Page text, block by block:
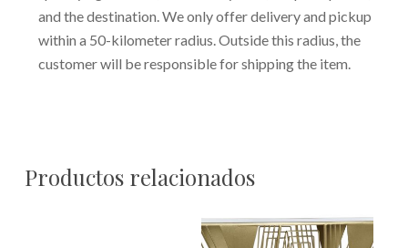
and the destination. We only offer delivery and pickup
within a 50-kilometer radius. Outside this radius, the
customer will be responsible for shipping the item.
Productos relacionados